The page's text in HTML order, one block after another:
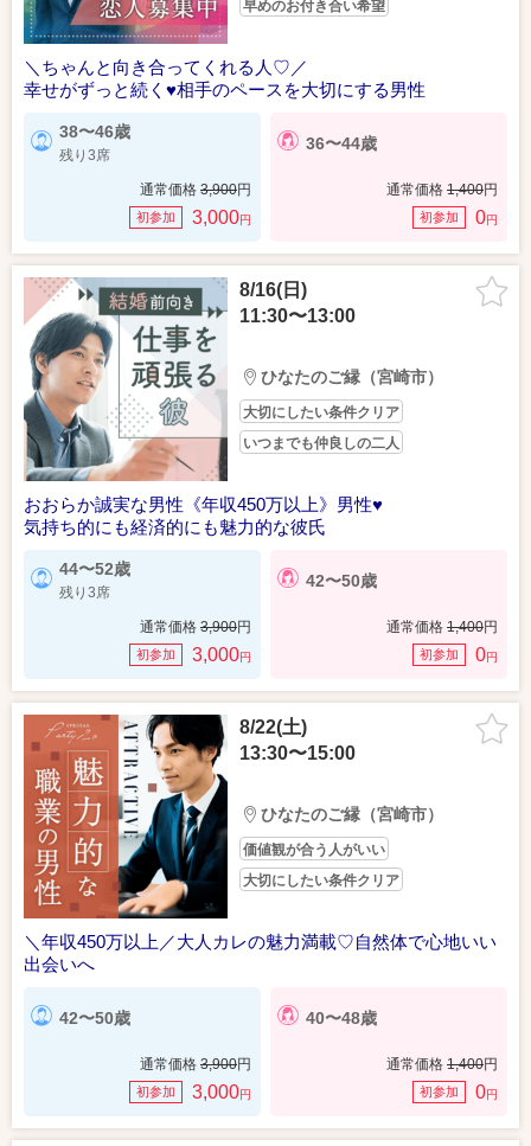
早めのお付き合い希望
＼ちゃんと向き合ってくれる人♡／
幸せがずっと続く♥相手のペースを大切にする男性
38〜46歳
残り3席
通常価格 3,900円
初参加 3,000円
36〜44歳
通常価格 1,400円
初参加 0円
8/16(日)
11:30〜13:00
ひなたのご縁（宮崎市）
大切にしたい条件クリア
いつまでも仲良しの二人
おおらか誠実な男性《年収450万以上》男性♥
気持ち的にも経済的にも魅力的な彼氏
44〜52歳
残り3席
通常価格 3,900円
初参加 3,000円
42〜50歳
通常価格 1,400円
初参加 0円
8/22(土)
13:30〜15:00
ひなたのご縁（宮崎市）
価値観が合う人がいい
大切にしたい条件クリア
＼年収450万以上／大人カレの魅力満載♡自然体で心地いい
出会いへ
42〜50歳
通常価格 3,900円
初参加 3,000円
40〜48歳
通常価格 1,400円
初参加 0円